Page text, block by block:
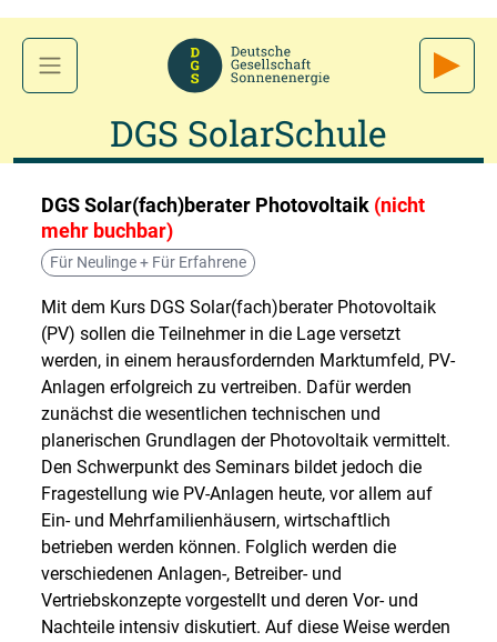
DGS SolarSchule
DGS Solar(fach)berater Photovoltaik (nicht
mehr buchbar)
Für Neulinge + Für Erfahrene
Mit dem Kurs DGS Solar(fach)berater Photovoltaik
(PV) sollen die Teilnehmer in die Lage versetzt
werden, in einem herausfordernden Marktumfeld, PV-
Anlagen erfolgreich zu vertreiben. Dafür werden
zunächst die wesentlichen technischen und
planerischen Grundlagen der Photovoltaik vermittelt.
Den Schwerpunkt des Seminars bildet jedoch die
Fragestellung wie PV-Anlagen heute, vor allem auf
Ein- und Mehrfamilienhäusern, wirtschaftlich
betrieben werden können. Folglich werden die
verschiedenen Anlagen-, Betreiber- und
Vertriebskonzepte vorgestellt und deren Vor- und
Nachteile intensiv diskutiert. Auf diese Weise werden